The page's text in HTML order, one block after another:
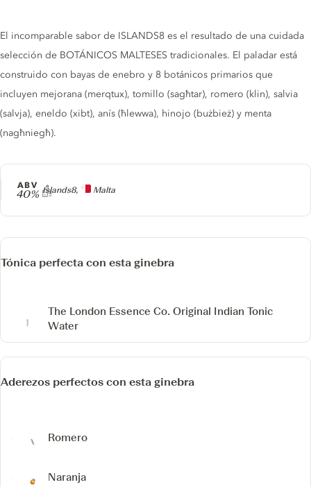
Producer
Islands8, Malta
ABV
40%
Gin description
El incomparable sabor de ISLANDS8 es el resultado de una cuidada
selección de BOTÁNICOS MALTESES tradicionales. El paladar está
construido con bayas de enebro y 8 botánicos primarios que
incluyen mejorana (merqtux), tomillo (sagħtar), romero (klin), salvia
(salvja), eneldo (xibt), anís (ħlewwa), hinojo (bużbież) y menta
(nagħniegħ).
Tónica perfecta con esta ginebra
The London Essence Co. Original Indian Tonic
Water
Aderezos perfectos con esta ginebra
Romero
Naranja